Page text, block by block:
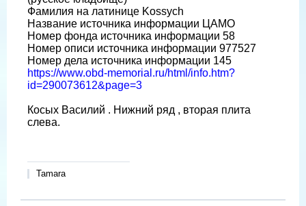
Фамилия на латинице Kossych
Название источника информации ЦАМО
Номер фонда источника информации 58
Номер описи источника информации 977527
Номер дела источника информации 145
https://www.obd-memorial.ru/html/info.htm?
id=290073612&page=3
Косых Василий . Нижний ряд , вторая плита
слева.
Tamara